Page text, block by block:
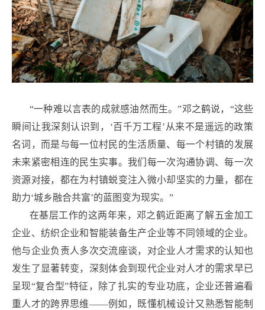
“一种难以言表的成就感油然而生。”邓之鹤说，“这些
瞬间让我深刻认识到，‘百千万工程’从来不是遥远的政策
名词，而是与每一位村民的生活质量、每一个村镇的发展
未来紧密相连的民生实事。我们每一次沟通协调、每一次
资源对接，都在为村镇蜕变注入微小却坚实的力量，都在
助力‘城乡融合共富’的蓝图变为现实。”
在基层工作的这两年来，邓之鹤近距离了解五金加工
企业、纺织企业和智能装备生产企业等不同领域的企业。
他与企业负责人多次交流座谈，对企业人才需求的认知也
发生了显著转变，深刻体会到现代企业对人才的需求早已
呈现“复合型”特征，除了扎实的专业功底，企业还普遍看
重人才的跨界思维——例如，既懂机械设计又熟悉智能制